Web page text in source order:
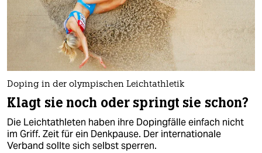
Doping in der olympischen Leichtathletik
Klagt sie noch oder springt sie schon?
Die Leichtathleten haben ihre Dopingfälle einfach nicht
im Griff. Zeit für ein Denkpause. Der internationale
Verband sollte sich selbst sperren.